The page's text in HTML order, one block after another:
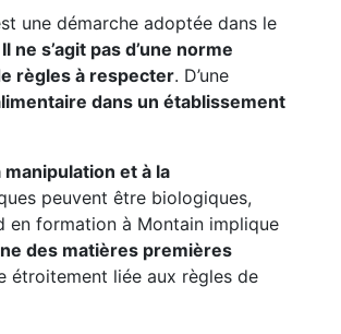
une démarche adoptée dans le
Il ne s’agit pas d’une norme
règles à respecter. D’une
dans un établissement
manipulation et à la
peuvent être biologiques,
en formation à Montain implique
des matières premières
étroitement liée aux règles de